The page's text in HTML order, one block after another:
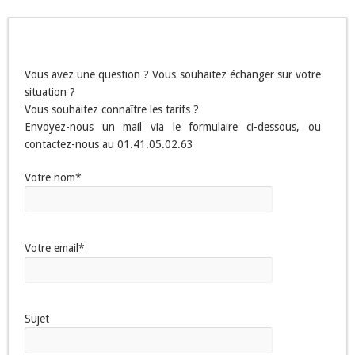
Vous avez une question ? Vous souhaitez échanger sur votre
situation ?
Vous souhaitez connaître les tarifs ?
Envoyez-nous un mail via le formulaire ci-dessous, ou
contactez-nous au 01.41.05.02.63
Votre nom*
Votre email*
Sujet